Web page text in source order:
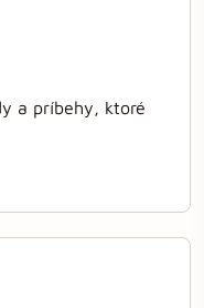
a príbehy, ktoré